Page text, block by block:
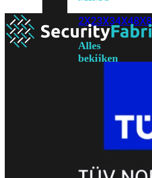
2X23X34X48X8
Alles
bekijken
FortiGate
(FortiWiFi)